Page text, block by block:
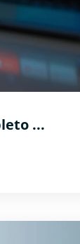
...